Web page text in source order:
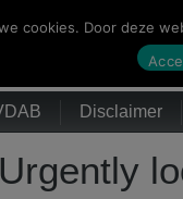
Disclaimer
Urgently
cookies. Door deze